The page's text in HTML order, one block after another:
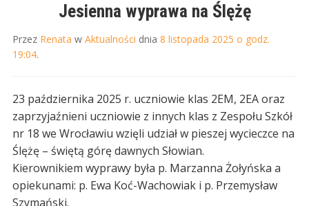
Jesienna wyprawa na Ślężę
Przez Renata w Aktualności dnia 8 listopada 2025 o godz.
19:04.
23 października 2025 r. uczniowie klas 2EM, 2EA oraz
zaprzyjaźnieni uczniowie z innych klas z Zespołu Szkół
nr 18 we Wrocławiu wzięli udział w pieszej wycieczce na
Ślężę – świętą górę dawnych Słowian.
Kierownikiem wyprawy była p. Marzanna Żołyńska a
opiekunami: p. Ewa Koć-Wachowiak i p. Przemysław
Szymański.